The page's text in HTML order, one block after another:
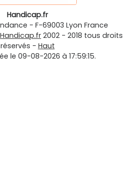
Handicap.fr
- F-69003 Lyon France
Handicap.fr 2002 - 2018 tous droits
réservés - Haut
le 09-08-2026 à 17:59:15.